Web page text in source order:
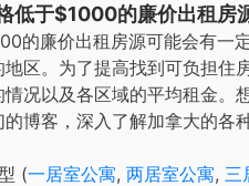
低于$1000的廉价出租房
的廉价出租房源可能会有一
区。为了提高找到可负担住
况以及各区域的平均租金。
博客，深入了解加拿大的各
(一居室公寓, 两居室公寓, 三